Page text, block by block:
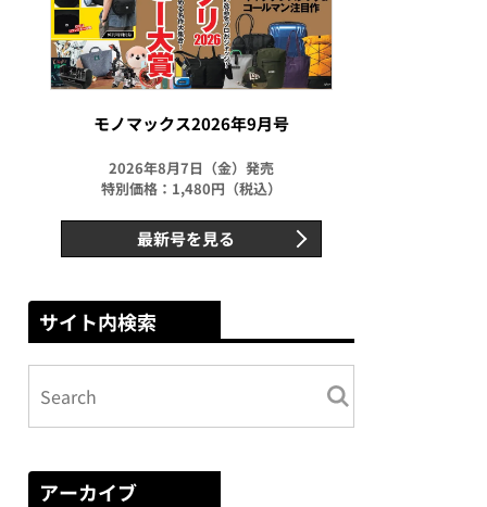
モノマックス2026年9月号
2026年8月7日（金）発売
特別価格：1,480円（税込）
最新号を見る
サイト内検索
アーカイブ